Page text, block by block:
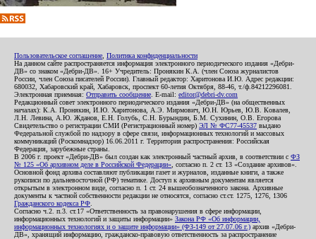
Пользовательское соглашение Политика конфиденциальности
На данном сайте распространяется информация электронного периодического издания «Дебри-
ДВ» со знаком «Дебри-ДВ». 16+ Учредитель: Пронякин К.А. (член Союза журналистов
России, член Союза писателей России). Главный редактор: Харитонова И.Ю. Адрес редакции:
680032, Хабаровский край, Хабаровск, проспект 60-летия Октября, 88-46, т./ф.84212296081.
Электронная приемная: Отправить сообщение . E-mail: editor@debri-dv.com
Редакционный совет электронного периодического издания «Дебри-ДВ» (на общественных
началах): К.А. Пронякин, И.Ю. Харитонова, А.Э. Мирмович, Ю.Н. Юрьев, Ю.В. Ковалев,
Л.Н. Левина, А.Ю. Жданов, Е.Н. Голубь, С.Н. Бурындин, Б.М. Сухинин, О.В. Егорова
Свидетельство о регистрации СМИ (Регистрационный номер) ЭЛ № ФС77-45537 выдано
Федеральной службой по надзору в сфере связи, информационных технологий и массовых
коммуникаций (Роскомнадзор) 16.06.2011 г. Территория распространения: Российская
Федерация, зарубежные страны.
В 2006 г. проект «Дебри-ДВ» был создан как электронный частный архив, в соответствии с ФЗ
№ 125 «Об архивном деле в Российской Федерации» , согласно п. 2 ст. 13 «Создание архивов».
Основной фонд архива составляют публикации газет и журналов, изданные книги, а также
рукописи по дальневосточной (РФ) тематике. Доступ к архивным документам является
открытым в электронном виде, согласно п. 1 ст. 24 вышеобозначенного закона. Архивные
документы к частной собственности редакции не относятся, согласно ст.ст. 1275, 1276, 1306
Гражданского кодекса РФ
Согласно ч.2. п.3. ст.17 «Ответственность за правонарушения в сфере информации,
информационных технологий и защиты информации» Закона РФ «Об информации,
информационных технологиях и о защите информации» (ФЗ-149 от 27.07.06 г.) архив «Дебри-
ДВ», хранящий информацию, гражданско-правовую ответственность за распространение